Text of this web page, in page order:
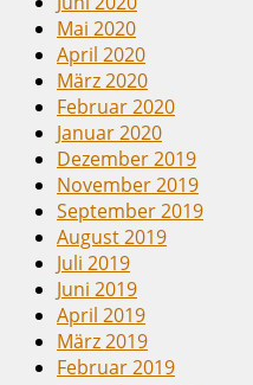
Mai 2020
April 2020
März 2020
Februar 2020
Januar 2020
Dezember 2019
November 2019
September 2019
August 2019
Juli 2019
Juni 2019
April 2019
März 2019
Februar 2019